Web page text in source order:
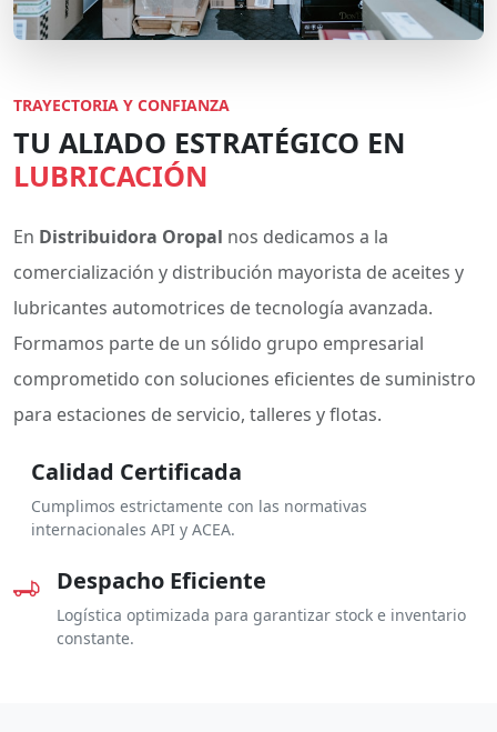
TRAYECTORIA Y CONFIANZA
TU ALIADO ESTRATÉGICO EN
LUBRICACIÓN
En Distribuidora Oropal nos dedicamos a la
comercialización y distribución mayorista de aceites y
lubricantes automotrices de tecnología avanzada.
Formamos parte de un sólido grupo empresarial
comprometido con soluciones eficientes de suministro
para estaciones de servicio, talleres y flotas.
Calidad Certificada
Cumplimos estrictamente con las normativas
internacionales API y ACEA.
Despacho Eficiente
Logística optimizada para garantizar stock e inventario
constante.